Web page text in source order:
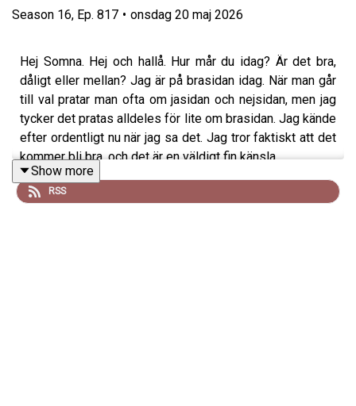
Season 16, Ep. 817 • onsdag 20 maj 2026
Hej Somna. Hej och hallå. Hur mår du idag? Är det bra,
dåligt eller mellan? Jag är på brasidan idag. När man går
till val pratar man ofta om jasidan och nejsidan, men jag
tycker det pratas alldeles för lite om brasidan. Jag kände
efter ordentligt nu när jag sa det. Jag tror faktiskt att det
kommer bli bra, och det är en väldigt fin känsla.
Show more
RSS